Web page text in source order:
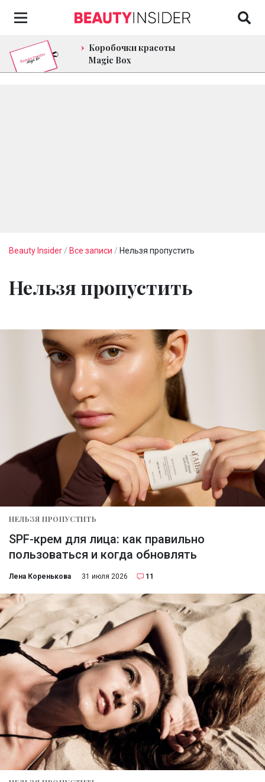
Коробочки красоты
Magic Box
Beauty Insider / Все записи / Нельзя пропустить
Нельзя пропустить
НЕЛЬЗЯ ПРОПУСТИТЬ
SPF-крем для лица: как правильно
пользоваться и когда обновлять
Лена Коренькова 31 июля 2026 11